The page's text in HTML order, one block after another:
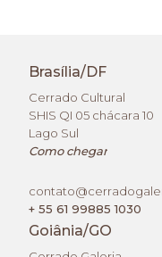
Brasília/DF
Cerrado Cultural
SHIS QI 05 chácara 10
Lago Sul
Como chegar
+ 55 61 99885 1030
Goiânia/GO